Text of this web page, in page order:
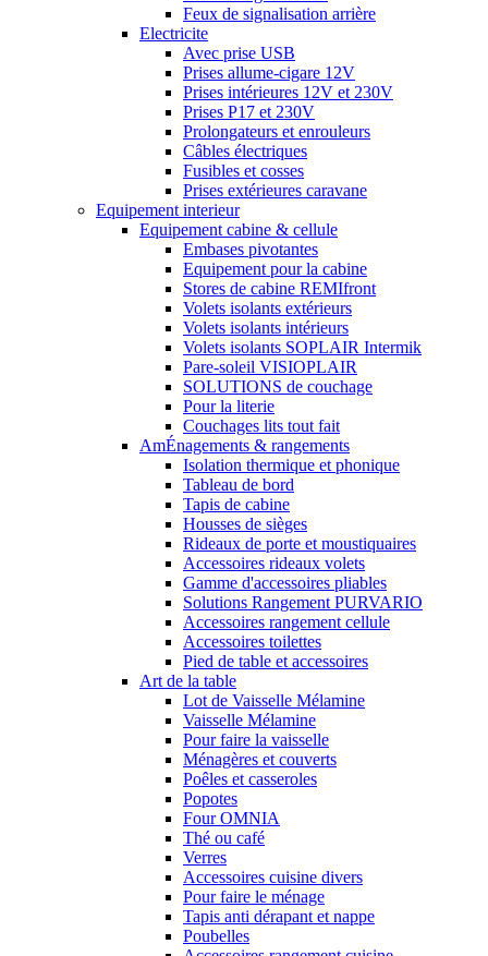
Feux de signalisation arrière
Electricite
Avec prise USB
Prises allume-cigare 12V
Prises intérieures 12V et 230V
Prises P17 et 230V
Prolongateurs et enrouleurs
Câbles électriques
Fusibles et cosses
Prises extérieures caravane
Equipement interieur
Equipement cabine & cellule
Embases pivotantes
Equipement pour la cabine
Stores de cabine REMIfront
Volets isolants extérieurs
Volets isolants intérieurs
Volets isolants SOPLAIR Intermik
Pare-soleil VISIOPLAIR
SOLUTIONS de couchage
Pour la literie
Couchages lits tout fait
AmÉnagements & rangements
Isolation thermique et phonique
Tableau de bord
Tapis de cabine
Housses de sièges
Rideaux de porte et moustiquaires
Accessoires rideaux volets
Gamme d'accessoires pliables
Solutions Rangement PURVARIO
Accessoires rangement cellule
Accessoires toilettes
Pied de table et accessoires
Art de la table
Lot de Vaisselle Mélamine
Vaisselle Mélamine
Pour faire la vaisselle
Ménagères et couverts
Poêles et casseroles
Popotes
Four OMNIA
Thé ou café
Verres
Accessoires cuisine divers
Pour faire le ménage
Tapis anti dérapant et nappe
Poubelles